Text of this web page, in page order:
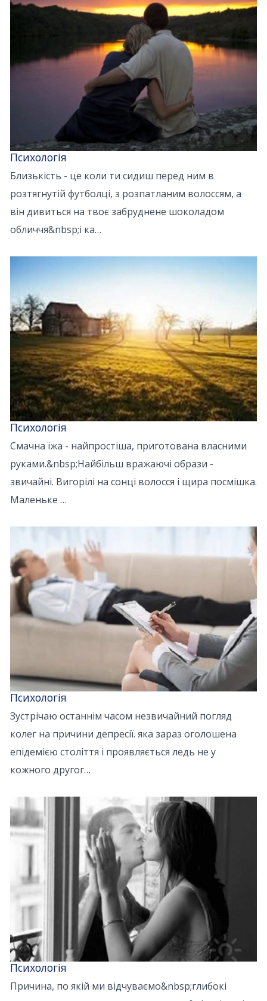
Психологія
Близькість - це коли ти сидиш перед ним в
розтягнутій футболці, з розпатланим волоссям, а
він дивиться на твоє забруднене шоколадом
обличчя&nbsp;і ка…
Психологія
Смачна їжа - найпростіша, приготована власними
руками.&nbsp;Найбільш вражаючі образи -
звичайні. Вигорілі на сонці волосся і щира посмішка.
Маленьке …
Психологія
Зустрічаю останнім часом незвичайний погляд
колег на причини депресії. яка зараз оголошена
епідемією століття і проявляється ледь не у
кожного другог…
Психологія
Причина, по якій ми відчуваємо&nbsp;глибокі